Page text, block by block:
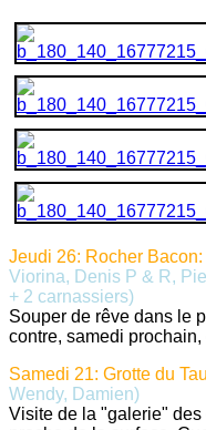
Jeudi 26: Rocher Bacon:
Viorina, Denis P & R,
+ 2 carnassiers)
Souper de rêve dans le
contre, samedi
Samedi 21: Grotte du
Wendy, Damien)
Visite de la "galerie"